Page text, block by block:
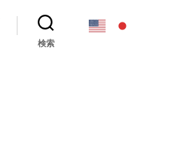
検索